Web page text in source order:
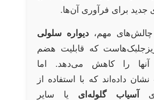
برای فرآوری آن‌ها.
مهم، دیواره سلولی
که قابلیت هضم
آنها را کاهش می‌دهد. اما
داده‌اند که با استفاده از
آسیاب گلوله‌ای یا سایر